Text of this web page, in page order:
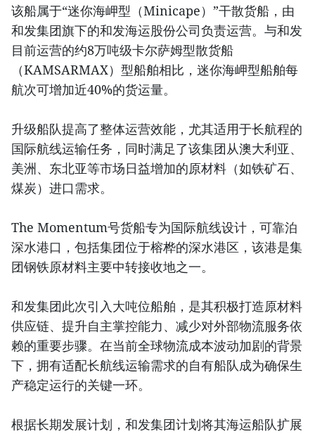
该船属于“迷你海岬型（Minicape）”干散货船，由
和发集团旗下的和发海运股份公司负责运营。与和发
目前运营的约8万吨级卡尔萨姆型散货船
（KAMSARMAX）型船舶相比，迷你海岬型船舶每
航次可增加近40%的货运量。
升级船队提高了整体运营效能，尤其适用于长航程的
国际航线运输任务，同时满足了该集团从澳大利亚、
美洲、东北亚等市场日益增加的原材料（如铁矿石、
煤炭）进口需求。
The Momentum号货船专为国际航线设计，可靠泊
深水港口，包括集团位于榕桦的深水港区，该港是集
团钢铁原材料主要中转接收地之一。
和发集团此次引入大吨位船舶，是其积极打造原材料
供应链、提升自主掌控能力、减少对外部物流服务依
赖的重要步骤。在当前全球物流成本波动加剧的背景
下，拥有适配长航线运输需求的自有船队成为确保生
产稳定运行的关键一环。
根据长期发展计划，和发集团计划将其海运船队扩展